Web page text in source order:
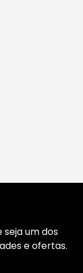
um dos
e ofertas.